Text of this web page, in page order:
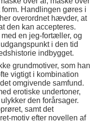
Handlingen gøres i
overordnet hævder, at
den kan accepteres.
en jeg-fortæller, og
i den tid
indbygget.
grundmotiver, som han
vigtigt i kombination
omgivende samfund.
erotiske undertoner,
den forårsager.
samt det
motiv efter novellen af